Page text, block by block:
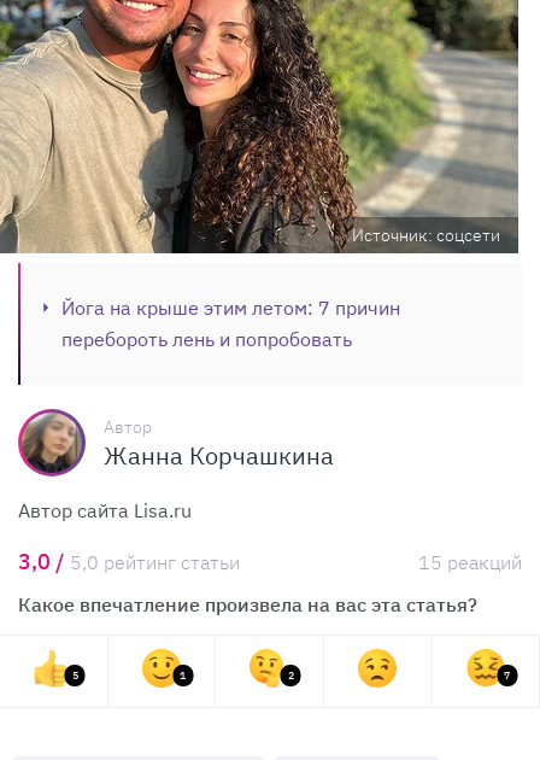
Источник: соцсети
Йога на крыше этим летом: 7 причин
перебороть лень и попробовать
Автор
Жанна Корчашкина
Автор сайта Lisa.ru
3,0 / 5,0 рейтинг статьи
15 реакций
Какое впечатление произвела на вас эта статья?
5 1 2 7